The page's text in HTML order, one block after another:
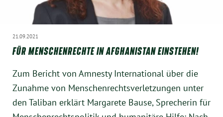
21.09.2021
FÜR MENSCHENRECHTE IN AFGHANISTAN EINSTEHEN!
Zum Bericht von Amnesty International über die
Zunahme von Menschenrechtsverletzungen unter
den Taliban erklärt Margarete Bause, Sprecherin für